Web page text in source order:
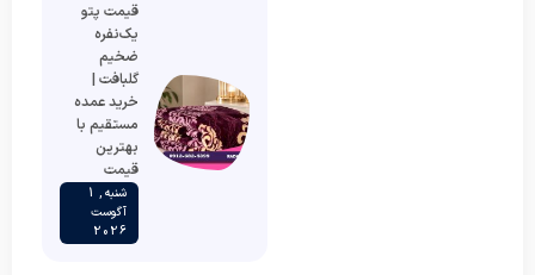
قیمت پتو
یک‌نفره
ضخیم
گلبافت |
خرید عمده
مستقیم با
بهترین
قیمت
شنبه , 1
آگوست
2026